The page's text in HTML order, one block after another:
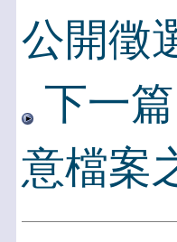
公開徵
下一
意檔案